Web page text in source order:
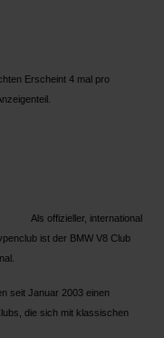
Erscheint 4 mal pro
Als offizieller, international
ist der BMW V8 Club
seit Januar 2003 einen
die sich mit klassischen